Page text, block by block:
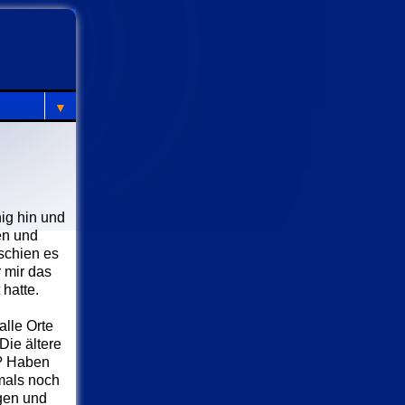
▼
hin und
und
es
mir das
Orte
ältere
Haben
noch
und